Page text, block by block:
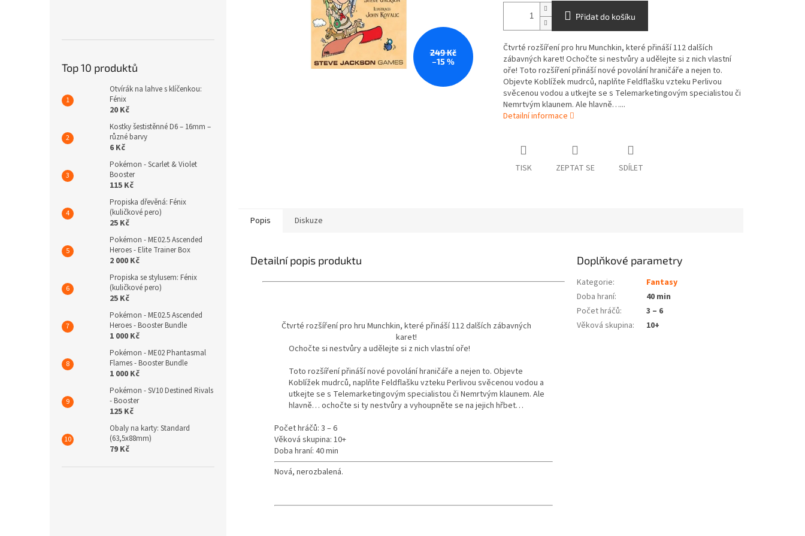
Top 10 produktů
Otvírák na lahve s klíčenkou:
Fénix
20 Kč
Kostky šestistěnné D6 – 16mm –
různé barvy
6 Kč
Pokémon - Scarlet & Violet
Booster
115 Kč
Propiska dřevěná: Fénix
(kuličkové pero)
25 Kč
Pokémon - ME02.5 Ascended
Heroes - Elite Trainer Box
2 000 Kč
Propiska se stylusem: Fénix
(kuličkové pero)
25 Kč
Pokémon - ME02.5 Ascended
Heroes - Booster Bundle
1 000 Kč
Pokémon - ME02 Phantasmal
Flames - Booster Bundle
1 000 Kč
Pokémon - SV10 Destined Rivals
- Booster
125 Kč
Obaly na karty: Standard
(63,5x88mm)
79 Kč
249 Kč
–15 %
Přidat do košíku
Čtvrté rozšíření pro hru Munchkin, které přináší 112 dalších
zábavných karet! Ochočte si nestvůry a udělejte si z nich vlastní
oře! Toto rozšíření přináší nové povolání hraničáře a nejen to.
Objevte Koblížek mudrců, naplňte Feldflašku vzteku Perlivou
svěcenou vodou a utkejte se s Telemarketingovým specialistou či
Nemrtvým klaunem. Ale hlavně…...
Detailní informace
TISK ZEPTAT SE SDÍLET
Popis Diskuze
Detailní popis produktu
Čtvrté rozšíření pro hru Munchkin, které přináší 112 dalších zábavných
karet!
Ochočte si nestvůry a udělejte si z nich vlastní oře!
Toto rozšíření přináší nové povolání hraničáře a nejen to. Objevte
Koblížek mudrců, naplňte Feldflašku vzteku Perlivou svěcenou vodou a
utkejte se s Telemarketingovým specialistou či Nemrtvým klaunem. Ale
hlavně… ochočte si ty nestvůry a vyhoupněte se na jejich hřbet…
Počet hráčů: 3 – 6
Věková skupina: 10+
Doba hraní: 40 min
Nová, nerozbalená.
Doplňkové parametry
Kategorie:
Fantasy
Doba hraní:
40 min
Počet hráčů:
3 – 6
Věková skupina: 10+